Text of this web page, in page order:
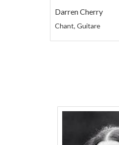
Darren Cherry
Chant, Guitare